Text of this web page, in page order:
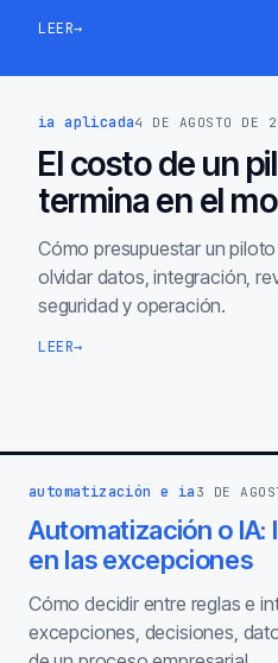
LEER→
ia aplicada4 DE AGOSTO DE
El costo de un
termina en el
Cómo presupuestar un
olvidar datos, integración,
seguridad y operación.
LEER→
automatización e ia 3 DE
Automatización o
en las excepciones
Cómo decidir entre reglas e
excepciones, decisiones,